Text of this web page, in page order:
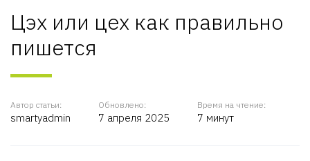
Цэх или цех как правильно
пишется
Автор статьи:
smartyadmin
Обновлено:
7 апреля 2025
Время на чтение:
7 минут